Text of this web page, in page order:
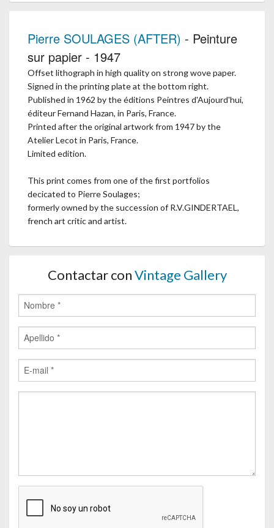
Pierre SOULAGES (AFTER) - Peinture
sur papier - 1947
Offset lithograph in high quality on strong wove paper.
Signed in the printing plate at the bottom right.
Published in 1962 by the éditions Peintres d'Aujourd'hui,
éditeur Fernand Hazan, in Paris, France.
Printed after the original artwork from 1947 by the
Atelier Lecot in Paris, France.
Limited edition.
This print comes from one of the first portfolios
decicated to Pierre Soulages;
formerly owned by the succession of R.V.GINDERTAEL,
french art critic and artist.
Contactar conVintage Gallery